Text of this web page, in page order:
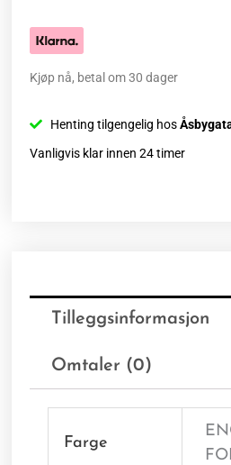
Kjøp nå, betal om 30 dager
Henting tilgengelig hos
Vanligvis klar innen 24 timer
Tilleggsinformasjon
Omtaler (0)
Farge